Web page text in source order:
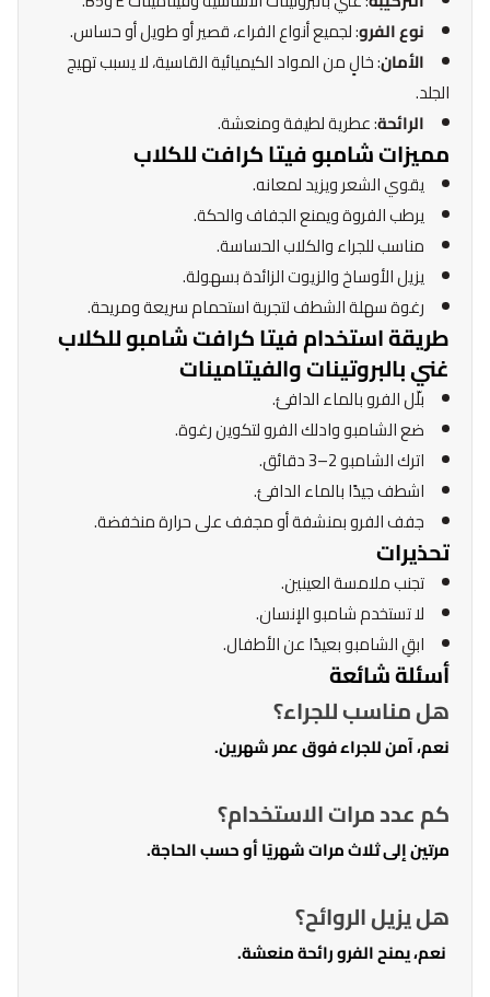
نوع الفرو: لجميع أنواع الفراء، قصير أو طويل أو حساس.
الأمان: خالٍ من المواد الكيميائية القاسية، لا يسبب تهيج
الجلد.
الرائحة: عطرية لطيفة ومنعشة.
مميزات شامبو فيتا كرافت للكلاب
يقوي الشعر ويزيد لمعانه.
يرطب الفروة ويمنع الجفاف والحكة.
مناسب للجراء والكلاب الحساسة.
يزيل الأوساخ والزيوت الزائدة بسهولة.
رغوة سهلة الشطف لتجربة استحمام سريعة ومريحة.
طريقة استخدام فيتا كرافت شامبو للكلاب
غني بالبروتينات والفيتامينات
بلّل الفرو بالماء الدافئ.
ضع الشامبو وادلك الفرو لتكوين رغوة.
اترك الشامبو 2–3 دقائق.
اشطف جيدًا بالماء الدافئ.
جفف الفرو بمنشفة أو مجفف على حرارة منخفضة.
تحذيرات
تجنب ملامسة العينين.
لا تستخدم شامبو الإنسان.
ابقِ الشامبو بعيدًا عن الأطفال.
أسئلة شائعة
هل مناسب للجراء؟
نعم، آمن للجراء فوق عمر شهرين.
كم عدد مرات الاستخدام؟
مرتين إلى ثلاث مرات شهريًا أو حسب الحاجة.
هل يزيل الروائح؟
نعم، يمنح الفرو رائحة منعشة.